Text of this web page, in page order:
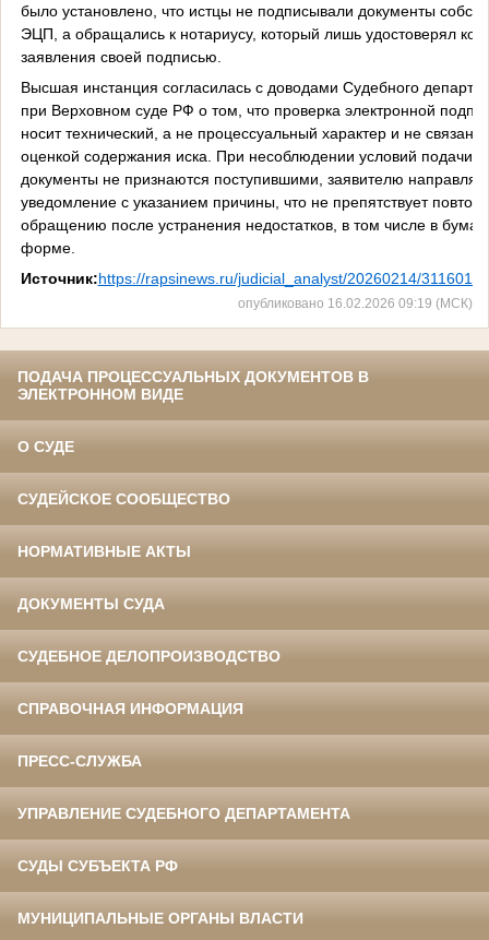
было установлено, что истцы не подписывали документы
ЭЦП, а обращались к нотариусу, который лишь удостоверял
заявления своей подписью.
Высшая инстанция согласилась с доводами Судебного
при Верховном суде РФ о том, что проверка электронной
носит технический, а не процессуальный характер и не связана
оценкой содержания иска. При несоблюдении условий подачи
документы не признаются поступившими, заявителю
уведомление с указанием причины, что не препятствует
обращению после устранения недостатков, в том числе в
форме.
Источник:https://rapsinews.ru/judicial_analyst/20260214/
опубликовано 16.02.2026 09:19 (МСК)
ПОДАЧА ПРОЦЕССУАЛЬНЫХ ДОКУМЕНТОВ В
ЭЛЕКТРОННОМ ВИДЕ
О СУДЕ
СУДЕЙСКОЕ СООБЩЕСТВО
НОРМАТИВНЫЕ АКТЫ
ДОКУМЕНТЫ СУДА
СУДЕБНОЕ ДЕЛОПРОИЗВОДСТВО
СПРАВОЧНАЯ ИНФОРМАЦИЯ
ПРЕСС-СЛУЖБА
УПРАВЛЕНИЕ СУДЕБНОГО ДЕПАРТАМЕНТА
СУДЫ СУБЪЕКТА РФ
МУНИЦИПАЛЬНЫЕ ОРГАНЫ ВЛАСТИ